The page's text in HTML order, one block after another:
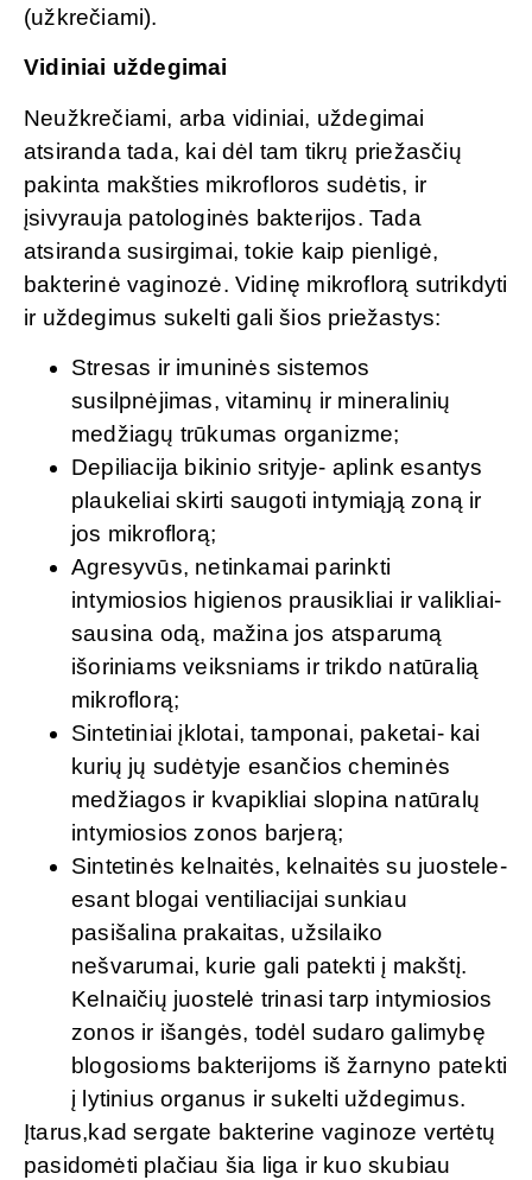
(užkrečiami).
Vidiniai uždegimai
Neužkrečiami, arba vidiniai, uždegimai
atsiranda tada, kai dėl tam tikrų priežasčių
pakinta makšties mikrofloros sudėtis, ir
įsivyrauja patologinės bakterijos. Tada
atsiranda susirgimai, tokie kaip pienligė,
bakterinė vaginozė. Vidinę mikroflorą sutrikdyti
ir uždegimus sukelti gali šios priežastys:
Stresas ir imuninės sistemos
susilpnėjimas, vitaminų ir mineralinių
medžiagų trūkumas organizme;
Depiliacija bikinio srityje- aplink esantys
plaukeliai skirti saugoti intymiąją zoną ir
jos mikroflorą;
Agresyvūs, netinkamai parinkti
intymiosios higienos prausikliai ir valikliai-
sausina odą, mažina jos atsparumą
išoriniams veiksniams ir trikdo natūralią
mikroflorą;
Sintetiniai įklotai, tamponai, paketai- kai
kurių jų sudėtyje esančios cheminės
medžiagos ir kvapikliai slopina natūralų
intymiosios zonos barjerą;
Sintetinės kelnaitės, kelnaitės su juostele-
esant blogai ventiliacijai sunkiau
pasišalina prakaitas, užsilaiko
nešvarumai, kurie gali patekti į makštį.
Kelnaičių juostelė trinasi tarp intymiosios
zonos ir išangės, todėl sudaro galimybę
blogosioms bakterijoms iš žarnyno patekti
į lytinius organus ir sukelti uždegimus.
Įtarus,kad sergate bakterine vaginoze vertėtų
pasidomėti plačiau šia liga ir kuo skubiau